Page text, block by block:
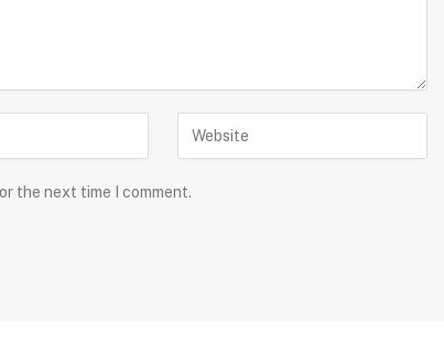
the next time I comment.